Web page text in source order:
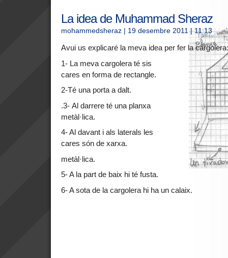
La idea de Muhammad Sheraz
mohammedsheraz | 19 desembre 2011 | 11:13
Avui us explicaré la meva idea per fer la cargolera:
1- La meva cargolera té sis
cares en forma de rectangle.
2-Té una porta a dalt.
.3- Al darrere té una planxa
metàl·lica.
4- Al davant i als laterals les
cares són de xarxa.
metàl·lica.
5- A la part de baix hi té fusta.
6- A sota de la cargolera hi ha un calaix.